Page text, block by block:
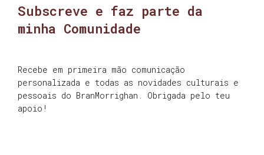
Subscreve e faz parte da
minha Comunidade
Recebe em primeira mão comunicação
personalizada e todas as novidades culturais e
pessoais do BranMorrighan. Obrigada pelo teu
apoio!